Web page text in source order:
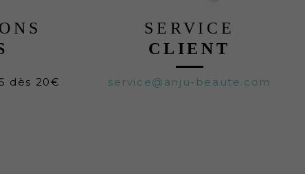
dès 20€
SERVICE
CLIENT
service@anju-beaute.com